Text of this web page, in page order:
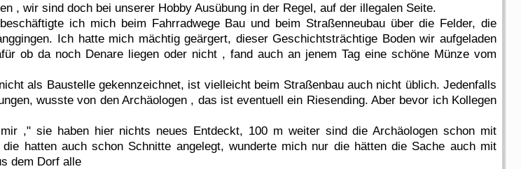
, wir sind doch bei unserer Hobby Ausübung in der Regel, auf der illegalen Seite.
ich mich beim Fahrradwege Bau und beim Straßenneubau über die Felder, die
Ich hatte mich mächtig geärgert, dieser Geschichtsträchtige Boden wir aufgeladen
ob da noch Denare liegen oder nicht , fand auch an jenem Tag eine schöne Münze vom
als Baustelle gekennzeichnet, ist vielleicht beim Straßenbau auch nicht üblich. Jedenfalls
wusste von den Archäologen , das ist eventuell ein Riesending. Aber bevor ich Kollegen
," sie haben hier nichts neues Entdeckt, 100 m weiter sind die Archäologen schon mit
hatten auch schon Schnitte angelegt, wunderte mich nur die hätten die Sache auch mit
dem Dorf alle